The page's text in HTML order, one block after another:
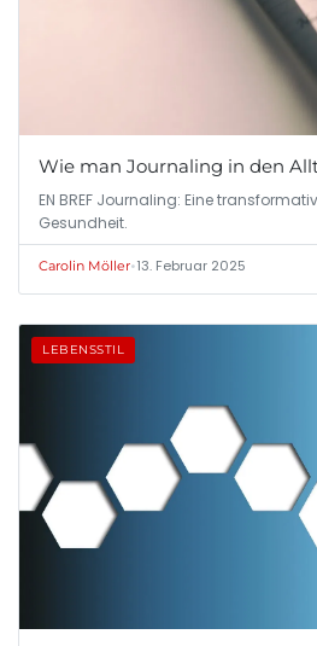
Wie man Journaling in den
EN BREF Journaling: Eine
Gesundheit.
Carolin Möller•13. Februar 2025
LEBENSSTIL